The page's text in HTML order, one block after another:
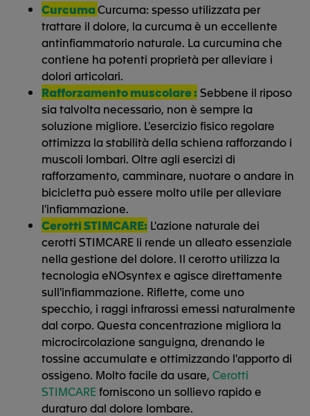
CurcumaCurcuma: spesso utilizzata per
trattare il dolore, la curcuma è un eccellente
antinfiammatorio naturale. La curcumina che
contiene ha potenti proprietà per alleviare i
dolori articolari.
Rafforzamento muscolare :Sebbene il riposo
sia talvolta necessario, non è sempre la
soluzione migliore. L'esercizio fisico regolare
ottimizza la stabilità della schiena rafforzando i
muscoli lombari. Oltre agli esercizi di
rafforzamento, camminare, nuotare o andare in
bicicletta può essere molto utile per alleviare
l'infiammazione.
Cerotti STIMCARE: L'azione naturale dei
cerotti STIMCARE li rende un alleato essenziale
nella gestione del dolore. Il cerotto utilizza la
tecnologia eNOsyntex e agisce direttamente
sull'infiammazione. Riflette, come uno
specchio, i raggi infrarossi emessi naturalmente
dal corpo. Questa concentrazione migliora la
microcircolazione sanguigna, drenando le
tossine accumulate e ottimizzando l'apporto di
ossigeno. Molto facile da usare, Cerotti
STIMCAREforniscono un sollievo rapido e
duraturo dal dolore lombare.